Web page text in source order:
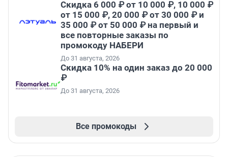
Скидка 6 000 ₽ от 10 000 ₽, 10 000 ₽
от 15 000 ₽, 20 000 ₽ от 30 000 ₽ и
35 000 ₽ от 50 000 ₽ на первый и
все повторные заказы по
промокоду НАБЕРИ
До 31 августа, 2026
Скидка 10% на один заказ до 20 000
₽
До 31 августа, 2026
Все промокоды